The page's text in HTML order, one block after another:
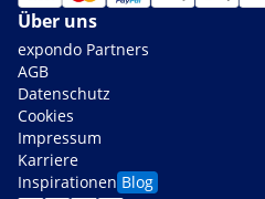
Über uns
expondo Partners
AGB
Datenschutz
Cookies
Impressum
Karriere
Inspirationen Blog